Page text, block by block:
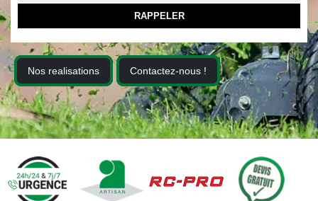
Nos realisations Contactez-nous !